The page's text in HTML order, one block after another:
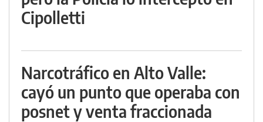
Cipolletti
Narcotráfico en Alto Valle:
cayó un punto que operaba con
posnet y venta fraccionada